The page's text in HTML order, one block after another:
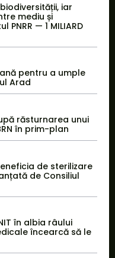
iar
mediu și
— 1 MILIARD
pentru a umple
Arad
răsturnarea unui
în prim-plan
de sterilizare
de Consiliul
în albia râului
încearcă să le